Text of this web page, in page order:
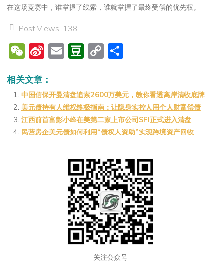
在这场竞赛中，谁掌握了线索，谁就掌握了最终受偿的优先权。
Post Views: 138
W
C
h
at
Si
a
W
ei
b
E
l
D
b
a
n
C
y
Li
n
相关文章：
中国信保开曼清盘追索2600万美元，教你看透离岸清收底牌
美元债持有人维权终极指南：让隐身实控人用个人财富偿债
江西前首富彭小峰在美第二家上市公司SPI正式进入清盘
民营房企美元债如何利用“债权人资助”实现跨境资产回收
关注公众号